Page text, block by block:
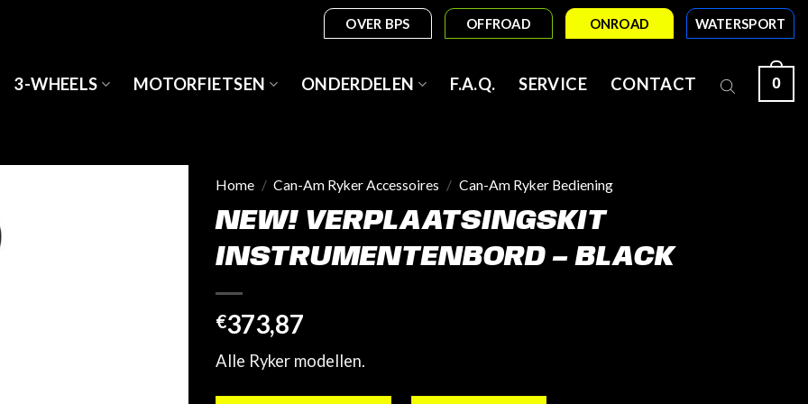
OVER BPS OFFROAD ONROAD WATERSPORT
3-WHEELS MOTORFIETSEN ONDERDELEN F.A.Q. SERVICE CONTACT 0
Home / Can-Am Ryker Accessoires / Can-Am Ryker Bediening
NEW! VERPLAATSINGSKIT
INSTRUMENTENBORD – BLACK
€373,87
Alle Ryker modellen.